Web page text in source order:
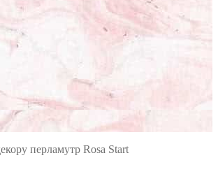
перламутр Rosa Start